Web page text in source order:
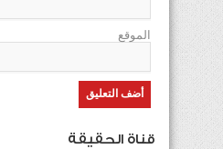
الموقع
قناة الحقيقة